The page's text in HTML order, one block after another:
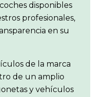
disponibles
profesionales,
en su
de la marca
de un amplio
y vehículos